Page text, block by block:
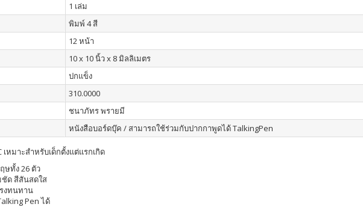
1 เล่ม
พิมพ์ 4 สี
12 หน้า
10 x 10 นิ้ว x 8 มิลลิเมตร
ปกแข็ง
310.0000
ชนาภัทร พรายมี
หนังสือบอร์ดบุ๊ค / สามารถใช้ร่วมกับปากกาพูดได้ TalkingPen
หมาะสำหรับเด็กตั้งแต่แรกเกิด
ทั้ง 26 ตัว
ชัด สีสันสดใส
งทนทาน
Pen ได้